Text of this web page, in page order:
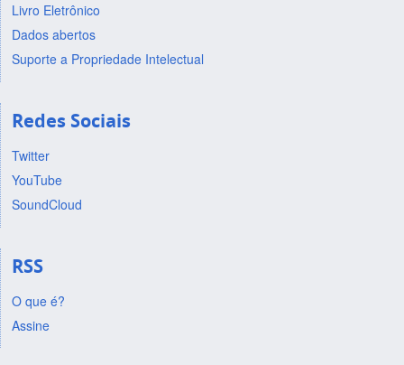
Livro Eletrônico
Dados abertos
Suporte a Propriedade Intelectual
Redes Sociais
Twitter
YouTube
SoundCloud
RSS
O que é?
Assine